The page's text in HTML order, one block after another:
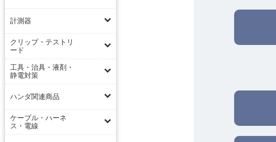
計測器
クリップ・テストリ
ード
工具・治具・液剤・
静電対策
ハンダ関連商品
ケーブル・ハーネ
ス・電線